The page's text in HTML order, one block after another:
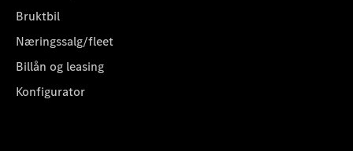
Bruktbil
Næringssalg/fleet
Billån og leasing
Konfigurator